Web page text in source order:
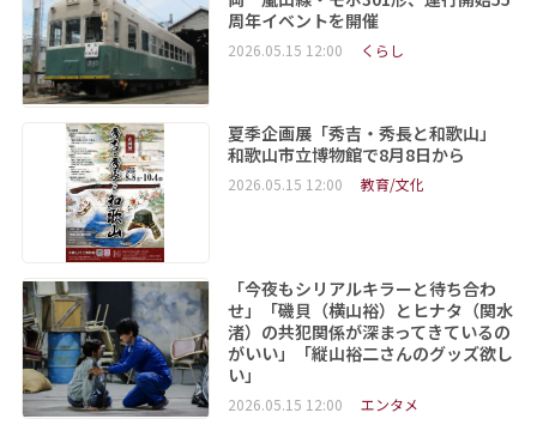
周年イベントを開催
2026.05.15 12:00 くらし
夏季企画展「秀吉・秀長と和歌山」
和歌山市立博物館で8月8日から
2026.05.15 12:00 教育/文化
「今夜もシリアルキラーと待ち合わ
せ」「磯貝（横山裕）とヒナタ（関水
渚）の共犯関係が深まってきているの
がいい」「縦山裕二さんのグッズ欲し
い」
2026.05.15 12:00 エンタメ